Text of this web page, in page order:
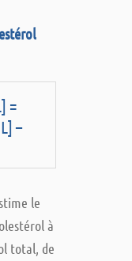
=
–
le
à
total, de